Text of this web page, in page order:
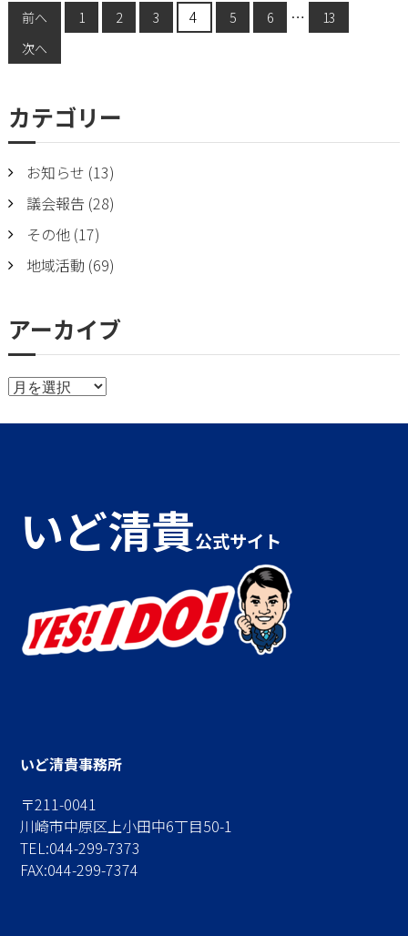
投
稿
の
ペ
ー
ジ
送
前へ 1 2 3 4 5 6 …
13
次へ
カテゴリー
お知らせ (13)
議会報告(28)
その他(17)
地域活動 (69)
アーカイブ
ア
カ
いど清貴公式サイト
いど清貴事務所
〒211-0041
川崎市中原区上小田中6丁目50-1
TEL:044-299-7373
FAX:044-299-7374